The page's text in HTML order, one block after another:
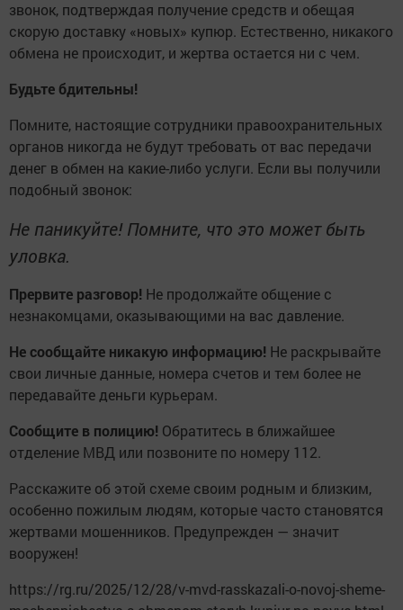
звонок, подтверждая получение средств и обещая
скорую доставку «новых» купюр. Естественно, никакого
обмена не происходит, и жертва остается ни с чем.
Будьте бдительны!
Помните, настоящие сотрудники правоохранительных
органов никогда не будут требовать от вас передачи
денег в обмен на какие-либо услуги. Если вы получили
подобный звонок:
Не паникуйте! Помните, что это может быть
уловка.
Прервите разговор! Не продолжайте общение с
незнакомцами, оказывающими на вас давление.
Не сообщайте никакую информацию! Не раскрывайте
свои личные данные, номера счетов и тем более не
передавайте деньги курьерам.
Сообщите в полицию! Обратитесь в ближайшее
отделение МВД или позвоните по номеру 112.
Расскажите об этой схеме своим родным и близким,
особенно пожилым людям, которые часто становятся
жертвами мошенников. Предупрежден — значит
вооружен!
https://rg.ru/2025/12/28/v-mvd-rasskazali-o-novoj-sheme-